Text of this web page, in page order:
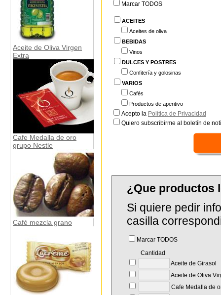
Aceite de Oliva Virgen
Extra
Cafe Medalla de oro
grupo Nestle
Café mezcla grano
Marcar TODOS
ACEITES
Aceites de oliva
BEBIDAS
Vinos
DULCES Y POSTRES
Confitería y golosinas
VARIOS
Cafés
Productos de aperitivo
Acepto la Política de Privacidad
Quiero subscribirme al boletín de
¿Que productos
Si quiere pedir
casilla
Marcar TODOS
Cantidad
Aceite de Girasol
Aceite de Oliva
Cafe Medalla de